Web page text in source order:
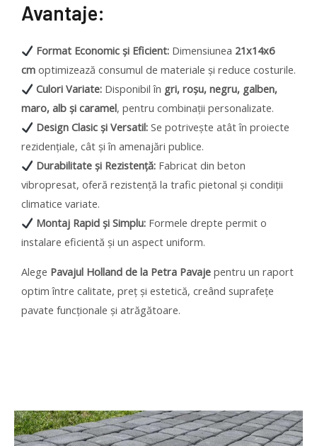
Avantaje:
Format Economic și Eficient:Dimensiunea 21x14x6
cm optimizează consumul de materiale și reduce costurile.
Culori Variate:Disponibil în gri, roșu, negru, galben,
maro, alb și caramel, pentru combinații personalizate.
Design Clasic și Versatil:Se potrivește atât în proiecte
rezidențiale, cât și în amenajări publice.
Durabilitate și Rezistență:Fabricat din beton
vibropresat, oferă rezistență la trafic pietonal și condiții
climatice variate.
Montaj Rapid și Simplu:Formele drepte permit o
instalare eficientă și un aspect uniform.
Alege Pavajul Holland de la Petra Pavaje pentru un raport
optim între calitate, preț și estetică, creând suprafețe
pavate funcționale și atrăgătoare.